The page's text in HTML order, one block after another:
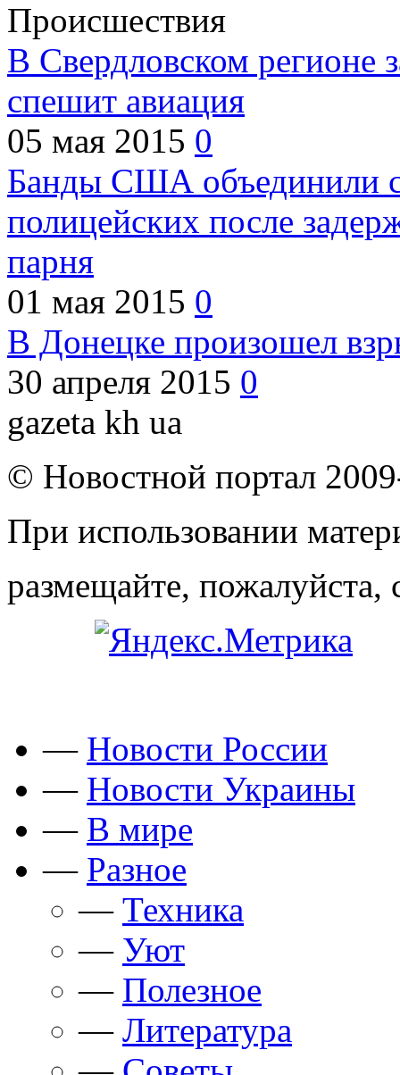
Происшествия
В Свердловском регионе
спешит авиация
05 мая 2015 0
Банды США объединили
полицейских после
парня
01 мая 2015 0
В Донецке произошел
30 апреля 2015 0
gazeta kh ua
© Новостной портал
При использовании
размещайте, пожалуйста,
— Новости России
— Новости Украины
— В мире
— Разное
— Техника
— Уют
— Полезное
— Литература